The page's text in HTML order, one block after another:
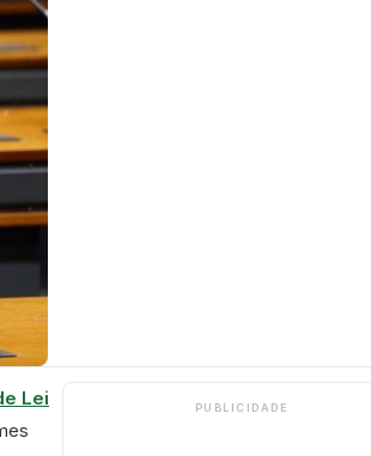
Lei
PUBLICIDADE